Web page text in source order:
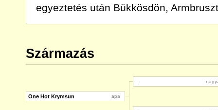
egyeztetés után Bükkösdön,
Származás
One Hot Krymsun apa
-